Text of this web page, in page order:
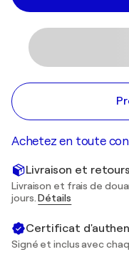
Achetez en toute
Livraison et
Livraison et frais de
jours.Détails
Certificat
Signé et inclus avec